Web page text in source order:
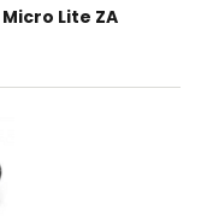
Lite ZA